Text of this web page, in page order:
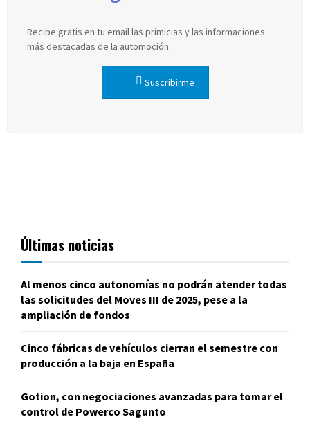
Recibe gratis en tu email las primicias y las informaciones
más destacadas de la automoción.
Suscribirme
Últimas noticias
Al menos cinco autonomías no podrán atender todas
las solicitudes del Moves III de 2025, pese a la
ampliación de fondos
Cinco fábricas de vehículos cierran el semestre con
producción a la baja en España
Gotion, con negociaciones avanzadas para tomar el
control de Powerco Sagunto